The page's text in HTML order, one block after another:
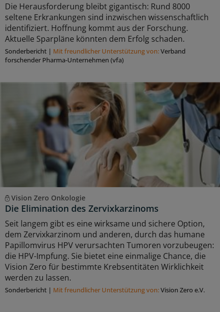
Die Herausforderung bleibt gigantisch: Rund 8000
seltene Erkrankungen sind inzwischen wissenschaftlich
identifiziert. Hoffnung kommt aus der Forschung.
Aktuelle Sparpläne könnten dem Erfolg schaden.
Sonderbericht | Mit freundlicher Unterstützung von:Verband
forschender Pharma-Unternehmen (vfa)
Vision Zero Onkologie
Die Elimination des Zervixkarzinoms
Seit langem gibt es eine wirksame und sichere Option,
dem Zervixkarzinom und anderen, durch das humane
Papillomvirus HPV verursachten Tumoren vorzubeugen:
die HPV-Impfung. Sie bietet eine einmalige Chance, die
Vision Zero für bestimmte Krebsentitäten Wirklichkeit
werden zu lassen.
Sonderbericht | Mit freundlicher Unterstützung von:Vision Zero e.V.